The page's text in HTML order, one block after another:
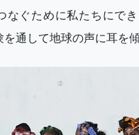
なぐために私たちにで
通して地球の声に耳を傾